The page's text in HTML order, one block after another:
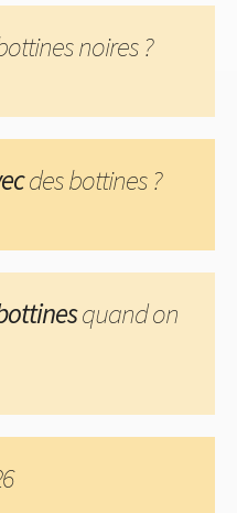
noires ?
des bottines ?
quand on